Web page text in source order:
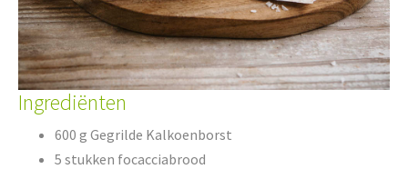
Ingrediënten
600 g Gegrilde Kalkoenborst
5 stukken focacciabrood